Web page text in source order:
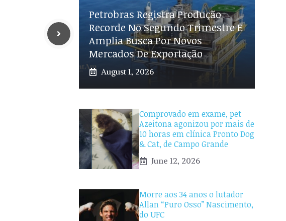
Petrobras Registra Produção
Recorde No Segundo Trimestre E
Amplia Busca Por Novos
Mercados De Exportação
August 1, 2026
Comprovado em exame, pet
Azeitona agonizou por mais de
10 horas em clínica Pronto Dog
& Cat, de Campo Grande
June 12, 2026
Morre aos 34 anos o lutador
Allan “Puro Osso” Nascimento,
do UFC